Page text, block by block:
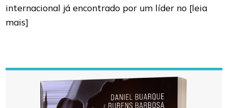
internacional já encontrado por um líder no [leia
mais]